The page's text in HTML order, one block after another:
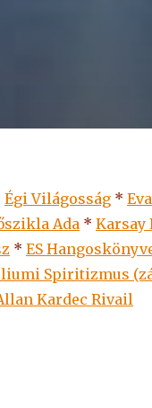
Égi Világosság *
Ada * Karsay
* ES
Spiritizmus
Kardec Rivail